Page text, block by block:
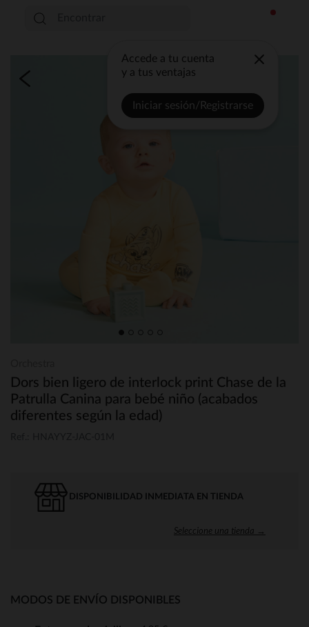
Accede a tu cuenta
y a tus ventajas
Iniciar sesión/Registrarse
Dors bien ligero de interlock print Chase de la
Patrulla Canina para bebé niño (acabados
diferentes según la edad)
DISPONIBILIDAD INMEDIATA EN TIENDA
Seleccione una tienda →
MODOS DE ENVÍO DISPONIBLES